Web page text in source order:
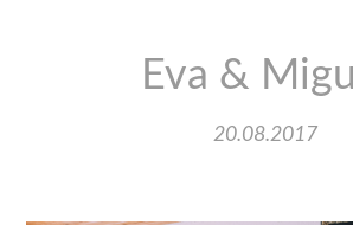
Eva &
20.08.2017